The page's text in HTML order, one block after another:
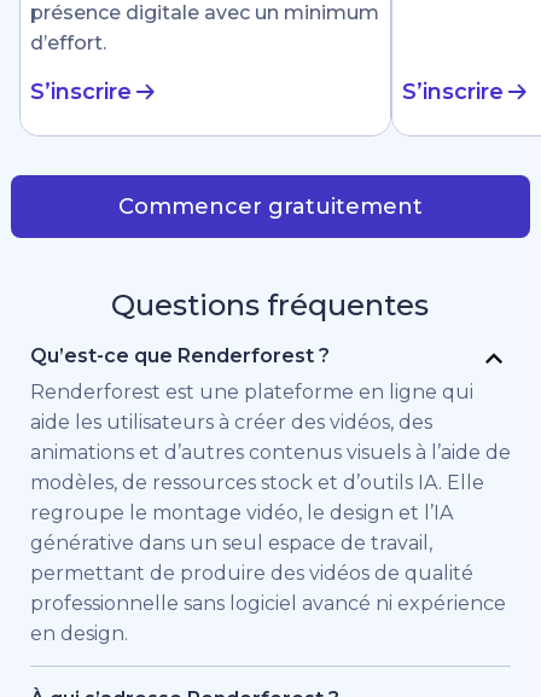
présence digitale avec un minimum
d’effort.
S’inscrire S’inscrire
Commencer gratuitement
Questions fréquentes
Qu’est-ce que Renderforest ?
Renderforest est une plateforme en ligne qui
aide les utilisateurs à créer des vidéos, des
animations et d’autres contenus visuels à l’aide de
modèles, de ressources stock et d’outils IA. Elle
regroupe le montage vidéo, le design et l’IA
générative dans un seul espace de travail,
permettant de produire des vidéos de qualité
professionnelle sans logiciel avancé ni expérience
en design.